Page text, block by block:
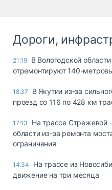
Дороги,
21:19 В Вологодской
отремонтируют 140-
18:37
В Якутии из-за
проезд со 116 по 428 км
17:13
На трассе Стрежевой
области из-за ремонта
ограничения
14:34
На трассе из
движение на три месяца